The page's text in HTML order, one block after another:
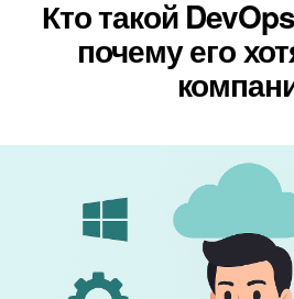
Кто такой
почему его